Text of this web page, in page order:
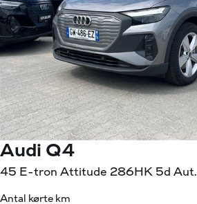
Audi Q4
45 E-tron Attitude 286HK 5d Aut.
Antal kørte km